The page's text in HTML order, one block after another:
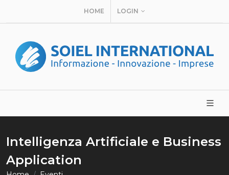
HOME LOGIN
Intelligenza Artificiale e Business
Application